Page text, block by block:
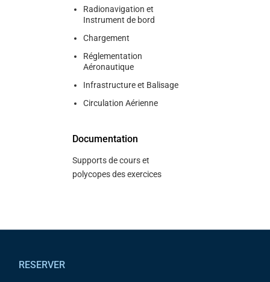
Radionavigation et
Instrument de bord
Chargement
Réglementation
Aéronautique
Infrastructure et Balisage
Circulation Aérienne
Documentation
Supports de cours et
polycopes des exercices
RESERVER